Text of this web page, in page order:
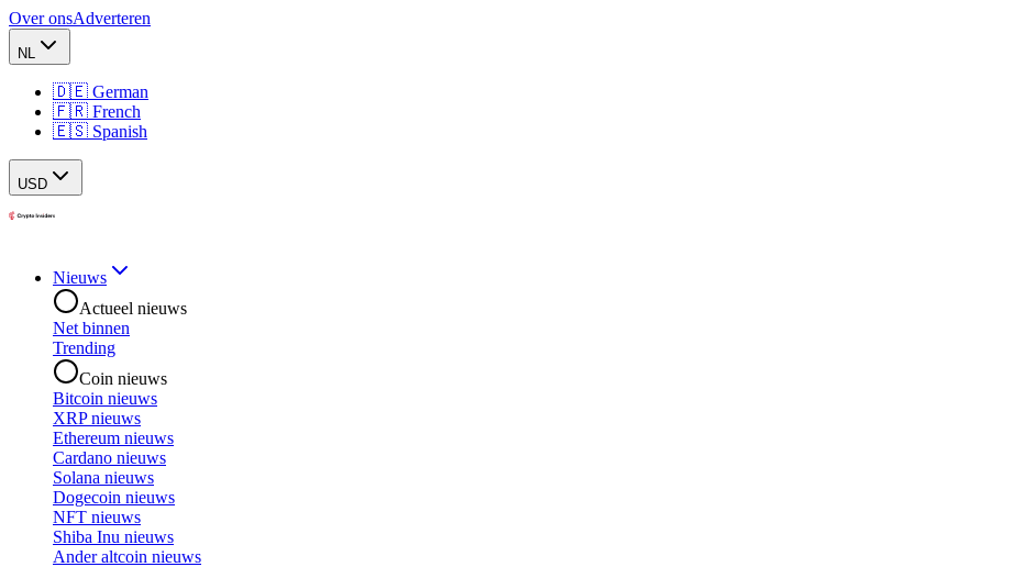
Over onsAdverteren
NL
🇩🇪 German
🇫🇷 French
🇪🇸 Spanish
USD
Nieuws
Actueel nieuws
Net binnen
Trending
Coin nieuws
Bitcoin nieuws
XRP nieuws
Ethereum nieuws
Cardano nieuws
Solana nieuws
Dogecoin nieuws
NFT nieuws
Shiba Inu nieuws
Ander altcoin nieuws